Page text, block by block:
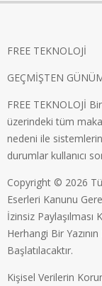
FREE TEKNOLOJİ
GEÇMİŞTEN
FREE TEKNOLOJİ
üzerindeki tüm
nedeni ile
durumlar kullanıcı
Copyright © 2026
Eserleri Kanunu
İzinsiz Paylaşılması
Herhangi Bir
Başlatılacaktır.
Kişisel Verilerin